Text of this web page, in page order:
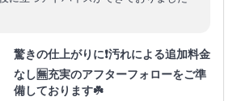
驚きの仕上がりに❗️汚れによる追加料金
なし🈚️充実のアフターフォローをご準
備しております☘️